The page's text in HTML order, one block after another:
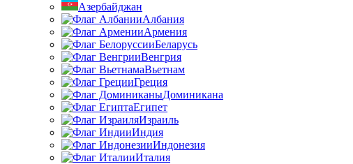
Азербайджан
Албания
Армения
Беларусь
Венгрия
Вьетнам
Греция
Доминикана
Египет
Израиль
Индия
Индонезия
Италия